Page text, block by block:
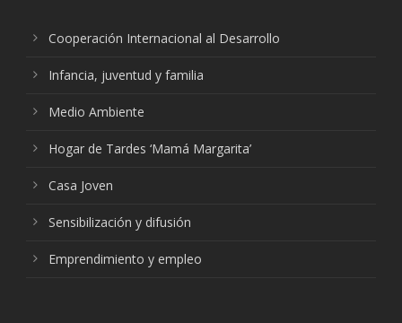
Cooperación Internacional al Desarrollo
Infancia, juventud y familia
Medio Ambiente
Hogar de Tardes ‘Mamá Margarita’
Casa Joven
Sensibilización y difusión
Emprendimiento y empleo